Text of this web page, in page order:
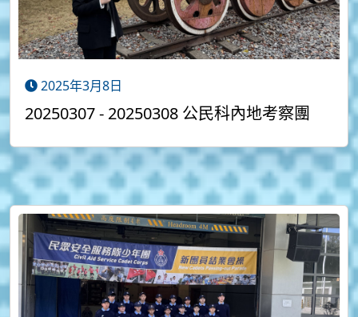
2025年3月8日
20250307 - 20250308 公民科內地考察團